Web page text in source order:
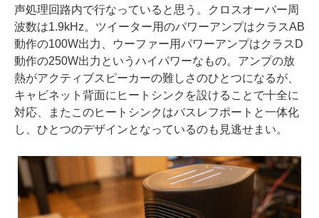
声処理回路内で行なっていると思う。クロスオーバー周
波数は1.9kHz。ツイーター用のパワーアンプはクラスAB
動作の100W出力、ウーファー用パワーアンプはクラスD
動作の250W出力というハイパワーなもの。アンプの放
熱がアクティブスピーカーの難しさのひとつになるが、
キャビネット背面にヒートシンクを設けることで十全に
対応、またこのヒートシンクはバスレフポートと一体化
し、ひとつのデザインとなっているのも見逃せまい。